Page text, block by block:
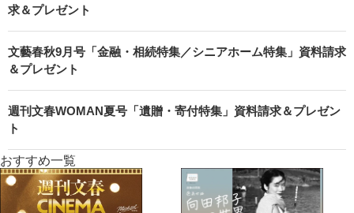
求＆プレゼント
文藝春秋9月号「金融・相続特集／シニアホーム特集」資料請求
＆プレゼント
週刊文春WOMAN夏号「遺贈・寄付特集」資料請求＆プレゼン
ト
おすすめ一覧